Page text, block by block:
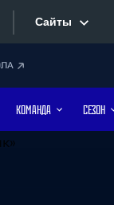
Сайты
КОМАНДА СЕЗОН